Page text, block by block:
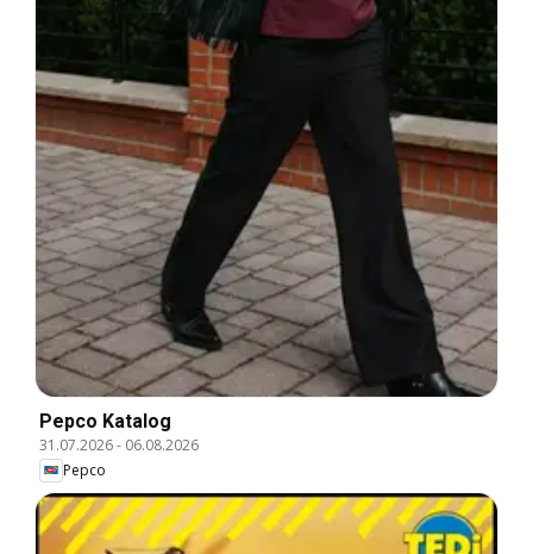
Pepco Katalog
31.07.2026- 06.08.2026
Pepco